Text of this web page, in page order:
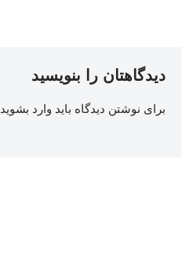
دیدگاهتان را بنویسید
برای نوشتن دیدگاه باید وارد بشوید